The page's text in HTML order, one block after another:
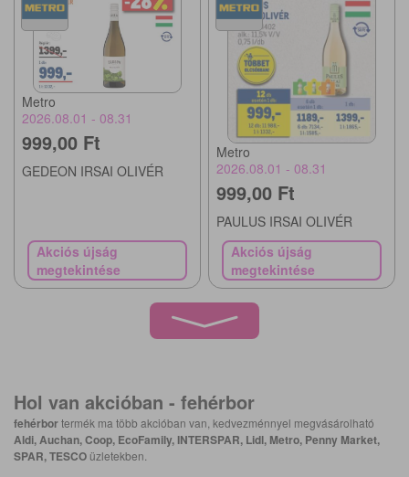
Metro
2026.08.01 - 08.31
999,00 Ft
GEDEON IRSAI OLIVÉR
Akciós újság
megtekintése
Metro
2026.08.01 - 08.31
999,00 Ft
PAULUS IRSAI OLIVÉR
Akciós újság
megtekintése
Hol van akcióban - fehérbor
fehérbortermék ma több akcióban van, kedvezménnyel megvásárolható
Aldi, Auchan, Coop, EcoFamily, INTERSPAR, Lidl, Metro, Penny Market,
SPAR, TESCO üzletekben.